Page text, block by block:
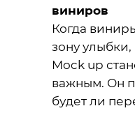
виниров
Когда
зону улыбки,
Mock up
важным. Он
будет ли